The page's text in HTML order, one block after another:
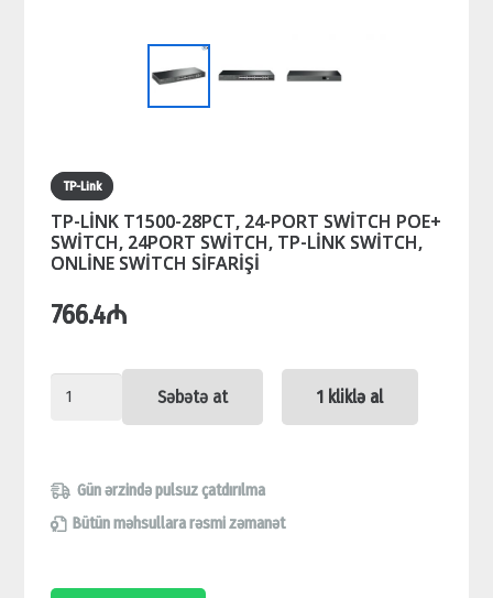
TP-Link
TP-LİNK T1500-28PCT, 24-PORT SWİTCH POE+
SWİTCH, 24PORT SWİTCH, TP-LİNK SWİTCH,
ONLİNE SWİTCH SİFARİŞİ
766.4₼
TP-
28PCT,
24-
SWİTCH
Səbətə at 1 kliklə al
Gün ərzində pulsuz çatdırılma
Bütün məhsullara rəsmi zəmanət